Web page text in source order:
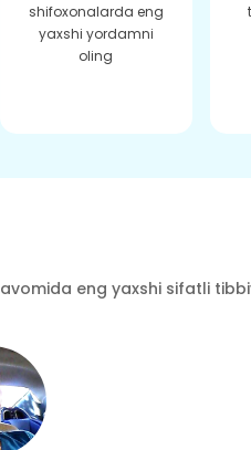
shifoxonalarda eng
yaxshi yordamni
oling
eng yaxshi sifatli